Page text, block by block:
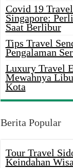
Covid 19
Singapore:
Saat Berlibur
Tips Travel
Pengalaman
Luxury Travel
Mewahnya
Kota
Berita Popular
Tour Travel
Keindahan